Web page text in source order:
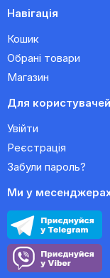
Навігація
Кошик
Обрані товари
Магазин
Для користувачей
Увійти
Реєстрація
Забули пароль?
Ми у